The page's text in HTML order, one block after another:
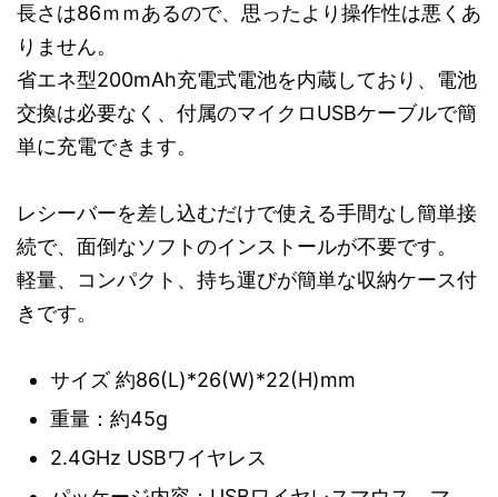
長さは86ｍｍあるので、思ったより操作性は悪くあ
りません。
省エネ型200mAh充電式電池を内蔵しており、電池
交換は必要なく、付属のマイクロUSBケーブルで簡
単に充電できます。
レシーバーを差し込むだけで使える手間なし簡単接
続で、面倒なソフトのインストールが不要です。
軽量、コンパクト、持ち運びが簡単な収納ケース付
きです。
サイズ 約86(L)*26(W)*22(H)mm
重量：約45g
2.4GHz USBワイヤレス